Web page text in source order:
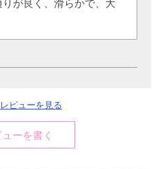
が良く、滑らかで、大
ビューを見る
ーを書く